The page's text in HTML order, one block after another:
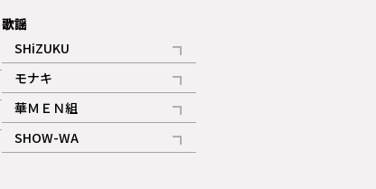
歌謡
SHiZUKU
記事
モナキ
記事
華ＭＥＮ組
記事
SHOW-WA
記事